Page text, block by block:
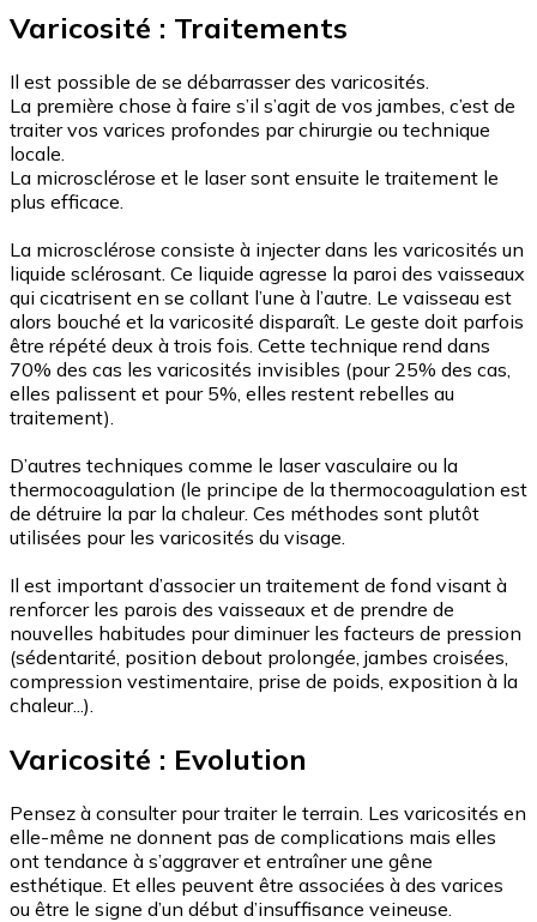
Varicosité : Traitements
Il est possible de se débarrasser des varicosités.
La première chose à faire s’il s’agit de vos jambes, c’est de
traiter vos varices profondes par chirurgie ou technique
locale.
La microsclérose et le laser sont ensuite le traitement le
plus efficace.
La microsclérose consiste à injecter dans les varicosités un
liquide sclérosant. Ce liquide agresse la paroi des vaisseaux
qui cicatrisent en se collant l’une à l’autre. Le vaisseau est
alors bouché et la varicosité disparaît. Le geste doit parfois
être répété deux à trois fois. Cette technique rend dans
70% des cas les varicosités invisibles (pour 25% des cas,
elles palissent et pour 5%, elles restent rebelles au
traitement).
D’autres techniques comme le laser vasculaire ou la
thermocoagulation (le principe de la thermocoagulation est
de détruire la par la chaleur. Ces méthodes sont plutôt
utilisées pour les varicosités du visage.
Il est important d’associer un traitement de fond visant à
renforcer les parois des vaisseaux et de prendre de
nouvelles habitudes pour diminuer les facteurs de pression
(sédentarité, position debout prolongée, jambes croisées,
compression vestimentaire, prise de poids, exposition à la
chaleur...).
Varicosité : Evolution
Pensez à consulter pour traiter le terrain. Les varicosités en
elle-même ne donnent pas de complications mais elles
ont tendance à s’aggraver et entraîner une gêne
esthétique. Et elles peuvent être associées à des varices
ou être le signe d’un début d’insuffisance veineuse.